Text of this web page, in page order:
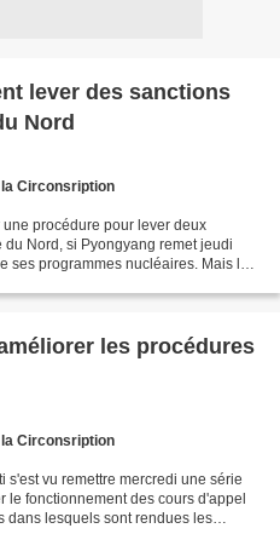
lever des sanctions
Nord
la Circonsription
procédure pour lever deux
Nord, si Pyongyang remet jeudi
ses programmes nucléaires. Mais la
les procédures
la Circonsription
s'est vu remettre mercredi une série
fonctionnement des cours d'appel
dans lesquels sont rendues les